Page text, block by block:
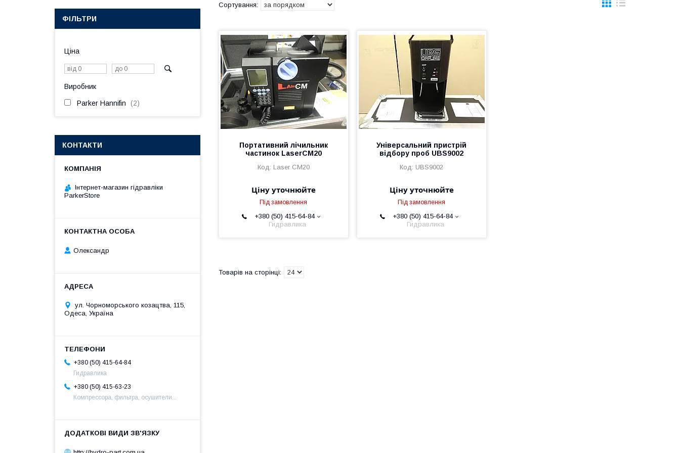
Портативний лічильник
частинок LaserCM20
Laser CM20
Ціну уточнюйте
Під замовлення
+380 (50) 415-64-84
Гидравлика
Універсальний пристрій
відбору проб UBS9002
UBS9002
Ціну уточнюйте
Під замовлення
+380 (50) 415-64-84
Гидравлика
ФІЛЬТРИ
Ціна
Виробник
Parker Hannifin 2
КОНТАКТИ
Інтернет-магазин гідравліки
ParkerStore
Олександр
ул. Чорноморського козацтва, 115,
Одеса, Україна
+380 (50) 415-64-84
Гидравлика
+380 (50) 415-63-23
Компрессора, фильтра, осушители...